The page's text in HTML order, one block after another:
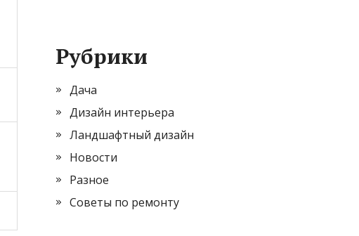
Рубрики
Дача
Дизайн интерьера
Ландшафтный дизайн
Новости
Разное
Советы по ремонту